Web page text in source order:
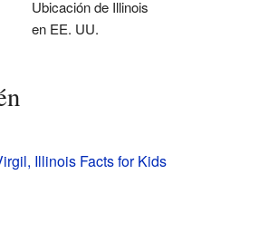
Ubicación de Illinois
en EE. UU.
Illinois Facts for Kids